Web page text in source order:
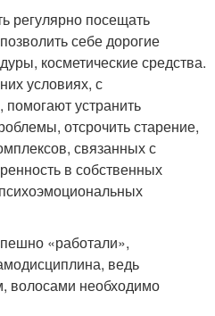
регулярно посещать
себе дорогие
косметические средства.
условиях, с
устранить
отсрочить старение,
связанных с
в собственных
«работали»,
ведь
волосами необходимо